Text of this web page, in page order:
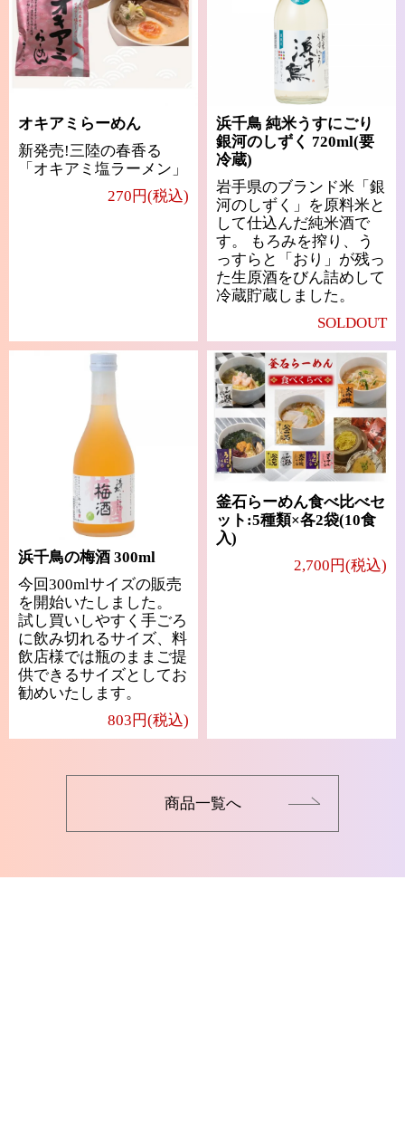
オキアミらーめん
新発売!三陸の春香る
「オキアミ塩ラーメン」
270円(税込)
浜千鳥 純米うすにごり
銀河のしずく 720ml(要
冷蔵)
岩手県のブランド米「銀
河のしずく」を原料米と
して仕込んだ純米酒で
す。 もろみを搾り、う
っすらと「おり」が残っ
た生原酒をびん詰めして
冷蔵貯蔵しました。
SOLDOUT
浜千鳥の梅酒 300ml
今回300mlサイズの販売
を開始いたしました。
試し買いしやすく手ごろ
に飲み切れるサイズ、料
飲店様では瓶のままご提
供できるサイズとしてお
勧めいたします。
803円(税込)
釜石らーめん食べ比べセ
ット:5種類×各2袋(10食
入)
2,700円(税込)
商品一覧へ